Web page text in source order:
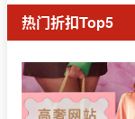
热门折扣Top5